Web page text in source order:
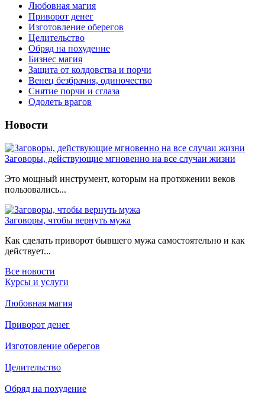
Любовная магия
Приворот денег
Изготовление оберегов
Целительство
Обряд на похудение
Бизнес магия
Защита от колдовства и порчи
Венец безбрачия, одиночество
Снятие порчи и сглаза
Одолеть врагов
Новости
Заговоры, действующие мгновенно на все случаи жизни
Это мощный инструмент, которым на протяжении веков
пользовались...
Заговоры, чтобы вернуть мужа
Как сделать приворот бывшего мужа самостоятельно и как
действует...
Все новости
Курсы и услуги
Любовная магия
Приворот денег
Изготовление оберегов
Целительство
Обряд на похудение